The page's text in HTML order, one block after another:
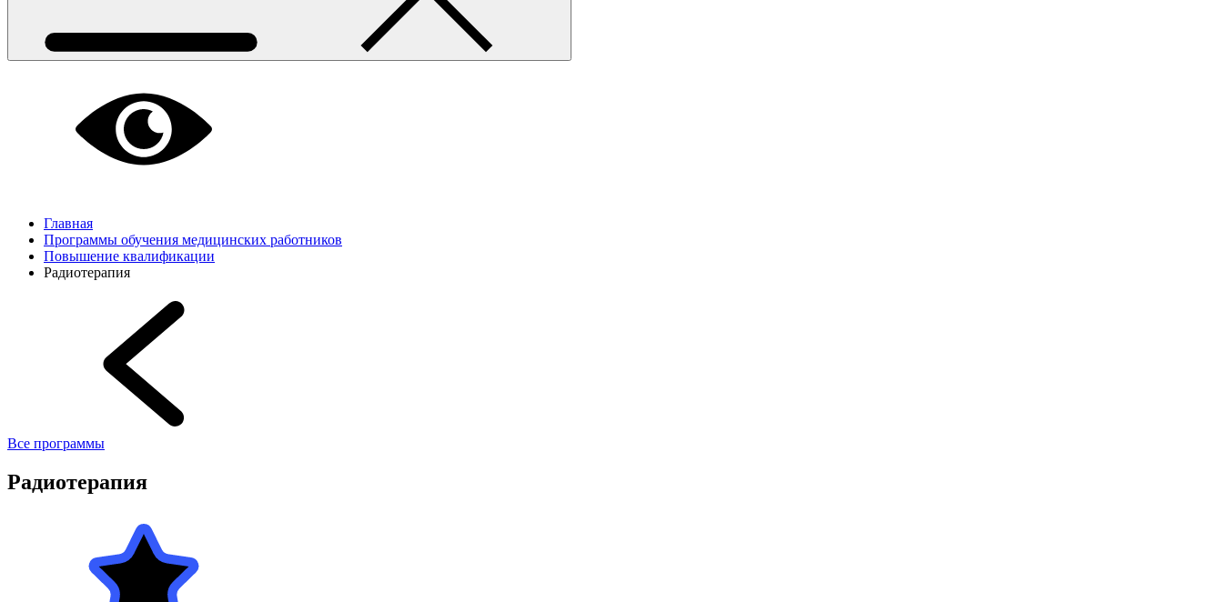
Главная
Программы обучения медицинских работников
Повышение квалификации
Радиотерапия
Все программы
Радиотерапия